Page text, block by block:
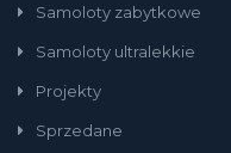
Samoloty zabytkowe
Samoloty ultralekkie
Projekty
Sprzedane